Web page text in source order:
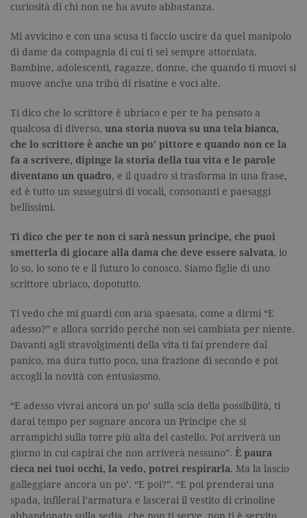
curiosità di chi non ne ha avuto abbastanza.
Mi avvicino e con una scusa ti faccio uscire da quel manipolo
di dame da compagnia di cui ti sei sempre attorniata.
Bambine, adolescenti, ragazze, donne, che quando ti muovi si
muove anche una tribù di risatine e voci alte.
Ti dico che lo scrittore è ubriaco e per te ha pensato a
qualcosa di diverso, una storia nuova su una tela bianca,
che lo scrittore è anche un po’ pittore e quando non ce la
fa a scrivere, dipinge la storia della tua vita e le parole
diventano un quadro, e il quadro si trasforma in una frase,
ed è tutto un susseguirsi di vocali, consonanti e paesaggi
bellissimi.
Ti dico che per te non ci sarà nessun principe, che puoi
smetterla di giocare alla dama che deve essere salvata, io
lo so, io sono te e il futuro lo conosco. Siamo figlie di uno
scrittore ubriaco, dopotutto.
Ti vedo che mi guardi con aria spaesata, come a dirmi “E
adesso?” e allora sorrido perché non sei cambiata per niente.
Davanti agli stravolgimenti della vita ti fai prendere dal
panico, ma dura tutto poco, una frazione di secondo e poi
accogli la novità con entusiasmo.
“E adesso vivrai ancora un po’ sulla scia della possibilità, ti
darai tempo per sognare ancora un Principe che si
arrampichi sulla torre più alta del castello. Poi arriverà un
giorno in cui capirai che non arriverà nessuno”. È paura
cieca nei tuoi occhi, la vedo, potrei respirarla. Ma la lascio
galleggiare ancora un po’. “E poi?”. “E poi prenderai una
spada, infilerai l’armatura e lascerai il vestito di crinoline
abbandonato sulla sedia, che non ti serve, non ti è servito